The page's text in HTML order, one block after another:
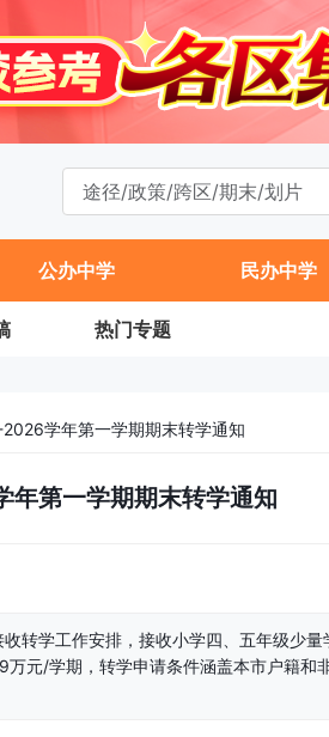
公办中学 民办中学
热门专题
学年第一学期期末转学通知
年第一学期期末转学通知
转学工作安排，接收小学四、五年级少量
元/学期，转学申请条件涵盖本市户籍和